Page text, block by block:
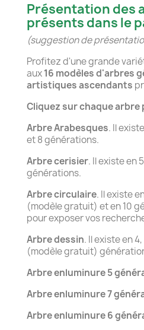
Présentation des
présents dans le
(suggestion de
Profitez d'une grande
aux16 modèles d'arbres
artistiques ascendants
Cliquez sur chaque arbre
Arbre Arabesques. Il
et 8 générations.
Arbre cerisier. Il existe en
générations.
Arbre circulaire. Il existe
(modèle gratuit) et en 10
pour exposer vos
Arbre dessin. Il existe en
(modèle gratuit)
Arbre enluminure 5
Arbre enluminure 7
Arbre enluminure 6